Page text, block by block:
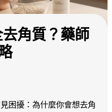
角質？藥師
困擾：為什麼你會想去角